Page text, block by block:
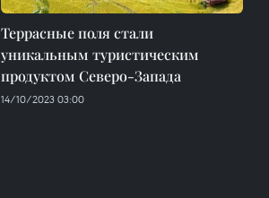
Террасные поля стали
уникальным туристическим
продуктом Северо-Запада
14/10/2023 03:00